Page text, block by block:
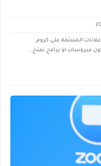
المنبثقة علي كروم
فيروسات او برامج تفتح...